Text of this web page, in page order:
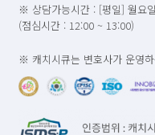
※ 상담가능시간 : [평일] 월요
(점심시간 : 12:00 ~ 13:00)
※ 캐치시큐는 변호사가 운영